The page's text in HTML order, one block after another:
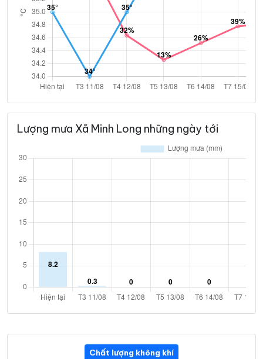
Lượng mưa Xã Minh Long những ngày tới
Chất lượng không khí